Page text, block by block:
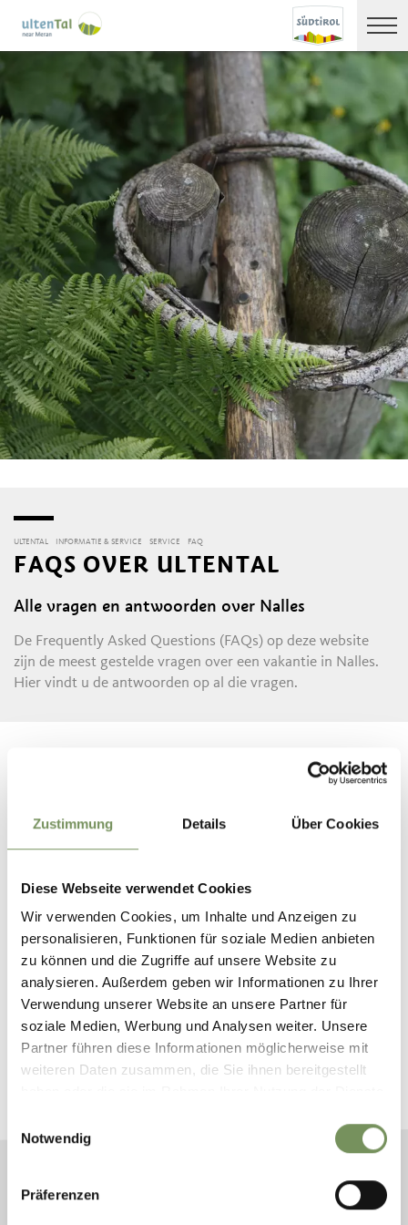
Zustimmung Details Über Cookies
Diese Webseite verwendet Cookies
Wir verwenden Cookies, um Inhalte und Anzeigen zu
personalisieren, Funktionen für soziale Medien anbieten
zu können und die Zugriffe auf unsere Website zu
analysieren. Außerdem geben wir Informationen zu Ihrer
Verwendung unserer Website an unsere Partner für
soziale Medien, Werbung und Analysen weiter. Unsere
Partner führen diese Informationen möglicherweise mit
weiteren Daten zusammen, die Sie ihnen bereitgestellt
Notwendig
Präferenzen
ULTENTAL INFORMATIE & SERVICE SERVICE FAQ
FAQS OVER ULTENTAL
Alle vragen en antwoorden over Nalles
De Frequently Asked Questions (FAQs) op deze website
zijn de meest gestelde vragen over een vakantie in Nalles.
Hier vindt u de antwoorden op al die vragen.
BOEK JE VAKANTIE IN
ULTENTAL
AANKOMST